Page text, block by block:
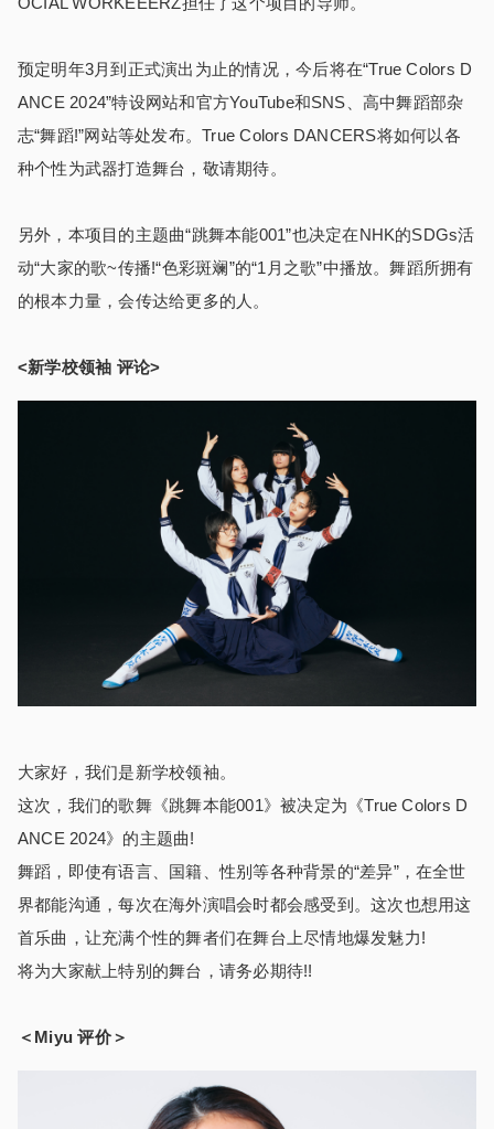
预定明年3月到正式演出为止的情况，今后将在“True Colors D
ANCE 2024”特设网站和官方YouTube和SNS、高中舞蹈部杂
志“舞蹈!”网站等处发布。True Colors DANCERS将如何以各
种个性为武器打造舞台，敬请期待。
另外，本项目的主题曲“跳舞本能001”也决定在NHK的SDGs活
动“大家的歌~传播!“色彩斑斓”的“1月之歌”中播放。舞蹈所拥有
的根本力量，会传达给更多的人。
<新学校领袖 评论>
大家好，我们是新学校领袖。
这次，我们的歌舞《跳舞本能001》被决定为《True Colors D
ANCE 2024》的主题曲!
舞蹈，即使有语言、国籍、性别等各种背景的“差异”，在全世
界都能沟通，每次在海外演唱会时都会感受到。这次也想用这
首乐曲，让充满个性的舞者们在舞台上尽情地爆发魅力!
将为大家献上特别的舞台，请务必期待!!
＜Miyu 评价＞